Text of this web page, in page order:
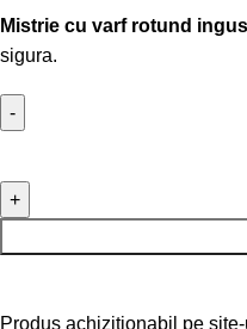
Mistrie cu varf rotund
sigura.
Produs achizitionabil pe